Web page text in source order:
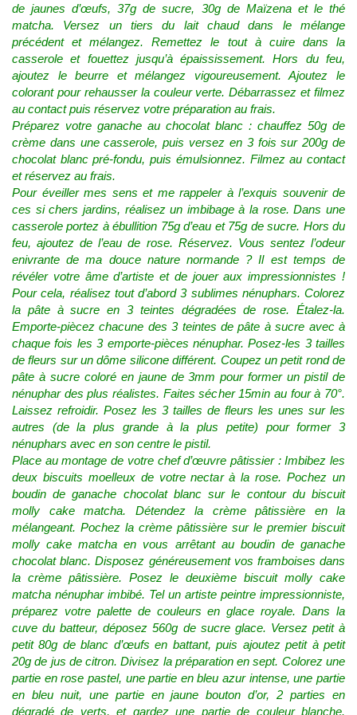
de jaunes d’œufs, 37g de sucre, 30g de Maïzena et le thé
matcha. Versez un tiers du lait chaud dans le mélange
précédent et mélangez. Remettez le tout à cuire dans la
casserole et fouettez jusqu’à épaississement. Hors du feu,
ajoutez le beurre et mélangez vigoureusement. Ajoutez le
colorant pour rehausser la couleur verte. Débarrassez et filmez
au contact puis réservez votre préparation au frais.
Préparez votre ganache au chocolat blanc : chauffez 50g de
crème dans une casserole, puis versez en 3 fois sur 200g de
chocolat blanc pré-fondu, puis émulsionnez. Filmez au contact
et réservez au frais.
Pour éveiller mes sens et me rappeler à l’exquis souvenir de
ces si chers jardins, réalisez un imbibage à la rose. Dans une
casserole portez à ébullition 75g d’eau et 75g de sucre. Hors du
feu, ajoutez de l’eau de rose. Réservez. Vous sentez l’odeur
enivrante de ma douce nature normande ? Il est temps de
révéler votre âme d’artiste et de jouer aux impressionnistes !
Pour cela, réalisez tout d’abord 3 sublimes nénuphars. Colorez
la pâte à sucre en 3 teintes dégradées de rose. Étalez-la.
Emporte-piècez chacune des 3 teintes de pâte à sucre avec à
chaque fois les 3 emporte-pièces nénuphar. Posez-les 3 tailles
de fleurs sur un dôme silicone différent. Coupez un petit rond de
pâte à sucre coloré en jaune de 3mm pour former un pistil de
nénuphar des plus réalistes. Faites sécher 15min au four à 70°.
Laissez refroidir. Posez les 3 tailles de fleurs les unes sur les
autres (de la plus grande à la plus petite) pour former 3
nénuphars avec en son centre le pistil.
Place au montage de votre chef d’œuvre pâtissier : Imbibez les
deux biscuits moelleux de votre nectar à la rose. Pochez un
boudin de ganache chocolat blanc sur le contour du biscuit
molly cake matcha. Détendez la crème pâtissière en la
mélangeant. Pochez la crème pâtissière sur le premier biscuit
molly cake matcha en vous arrêtant au boudin de ganache
chocolat blanc. Disposez généreusement vos framboises dans
la crème pâtissière. Posez le deuxième biscuit molly cake
matcha nénuphar imbibé. Tel un artiste peintre impressionniste,
préparez votre palette de couleurs en glace royale. Dans la
cuve du batteur, déposez 560g de sucre glace. Versez petit à
petit 80g de blanc d’œufs en battant, puis ajoutez petit à petit
20g de jus de citron. Divisez la préparation en sept. Colorez une
partie en rose pastel, une partie en bleu azur intense, une partie
en bleu nuit, une partie en jaune bouton d’or, 2 parties en
dégradé de verts, et gardez une partie de couleur blanche.